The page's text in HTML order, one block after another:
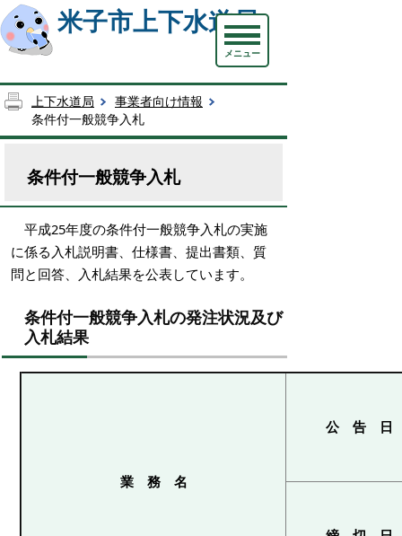
米子市上下水道局
メニュー
上下水道局
事業者向け情報
条件付一般競争入札
条件付一般競争入札
平成25年度の条件付一般競争入札の実施
に係る入札説明書、仕様書、提出書類、質
問と回答、入札結果を公表しています。
条件付一般競争入札の発注状況及び
入札結果
業 務 名
公 告 日